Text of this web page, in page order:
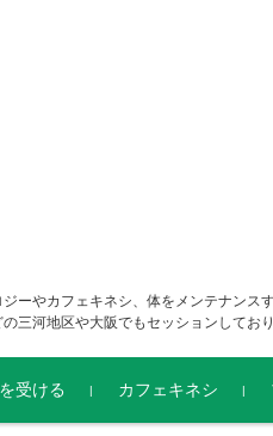
ーやカフェキネシ、体をメンテナンス
三河地区や大阪でもセッションしており
受ける カフェキネシ